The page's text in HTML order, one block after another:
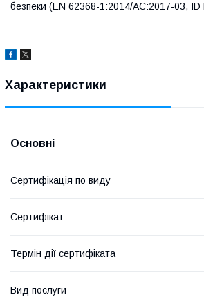
безпеки (EN 62368-1:2014/AC:2017-03,
Характеристики
Основні
Сертифікація по виду
Сертифікат
Термін дії сертифіката
Вид послуги